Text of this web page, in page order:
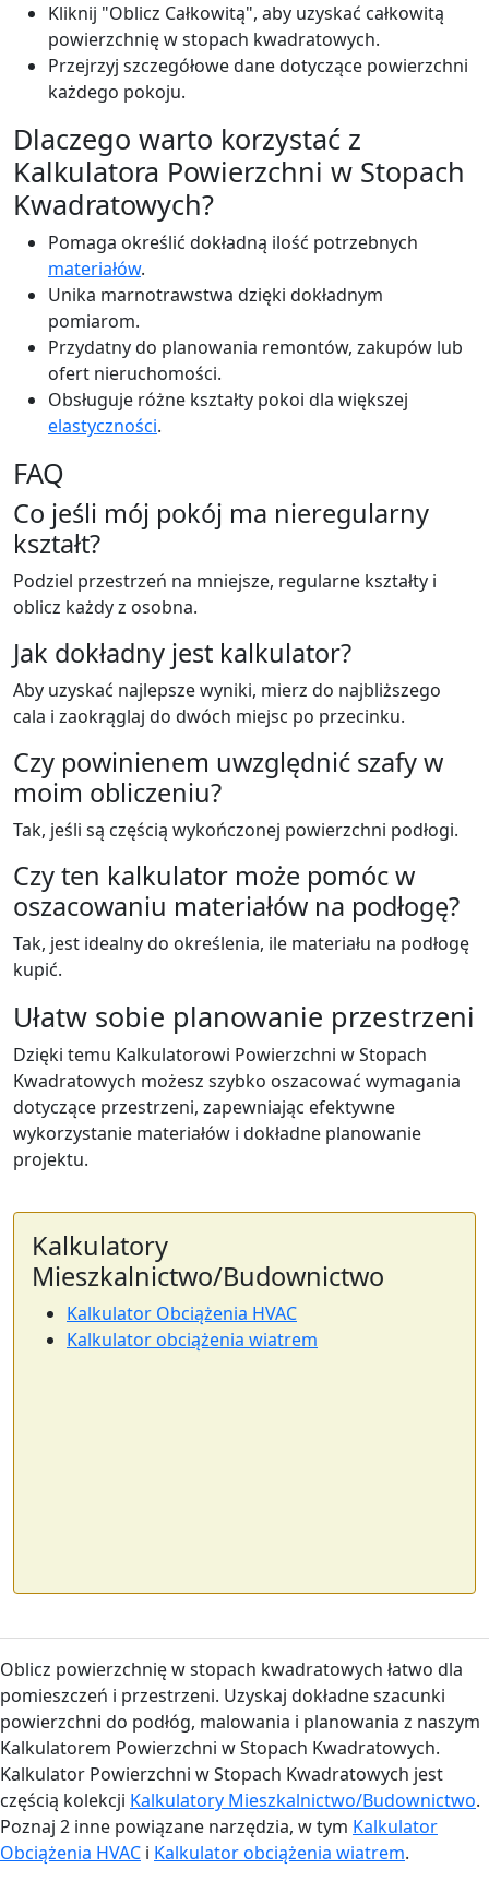
Kliknij "Oblicz Całkowitą", aby uzyskać całkowitą
powierzchnię w stopach kwadratowych.
Przejrzyj szczegółowe dane dotyczące powierzchni
każdego pokoju.
Dlaczego warto korzystać z
Kalkulatora Powierzchni w Stopach
Kwadratowych?
Pomaga określić dokładną ilość potrzebnych
materiałów.
Unika marnotrawstwa dzięki dokładnym
pomiarom.
Przydatny do planowania remontów, zakupów lub
ofert nieruchomości.
Obsługuje różne kształty pokoi dla większej
elastyczności.
FAQ
Co jeśli mój pokój ma nieregularny
kształt?
Podziel przestrzeń na mniejsze, regularne kształty i
oblicz każdy z osobna.
Jak dokładny jest kalkulator?
Aby uzyskać najlepsze wyniki, mierz do najbliższego
cala i zaokrąglaj do dwóch miejsc po przecinku.
Czy powinienem uwzględnić szafy w
moim obliczeniu?
Tak, jeśli są częścią wykończonej powierzchni podłogi.
Czy ten kalkulator może pomóc w
oszacowaniu materiałów na podłogę?
Tak, jest idealny do określenia, ile materiału na podłogę
kupić.
Ułatw sobie planowanie przestrzeni
Dzięki temu Kalkulatorowi Powierzchni w Stopach
Kwadratowych możesz szybko oszacować wymagania
dotyczące przestrzeni, zapewniając efektywne
wykorzystanie materiałów i dokładne planowanie
projektu.
Kalkulatory
Mieszkalnictwo/Budownictwo
Kalkulator Obciążenia HVAC
Kalkulator obciążenia wiatrem
Oblicz powierzchnię w stopach kwadratowych łatwo dla
pomieszczeń i przestrzeni. Uzyskaj dokładne szacunki
powierzchni do podłóg, malowania i planowania z naszym
Kalkulatorem Powierzchni w Stopach Kwadratowych.
Kalkulator Powierzchni w Stopach Kwadratowych jest
częścią kolekcji Kalkulatory Mieszkalnictwo/Budownictwo.
Poznaj 2 inne powiązane narzędzia, w tym Kalkulator
Obciążenia HVAC i Kalkulator obciążenia wiatrem.